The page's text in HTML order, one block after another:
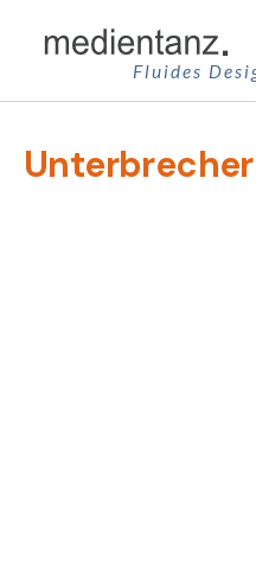
Inhalt
springen
Fluides
Unterbrecher